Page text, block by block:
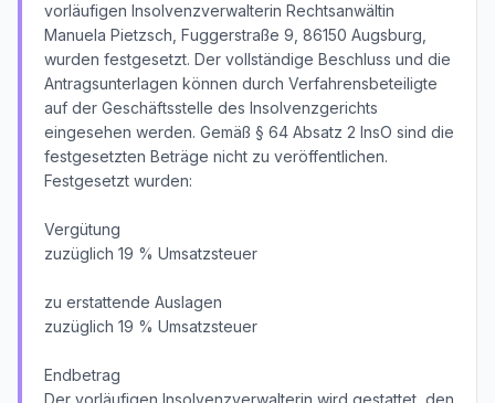
vorläufigen Insolvenzverwalterin Rechtsanwältin
Manuela Pietzsch, Fuggerstraße 9, 86150 Augsburg,
wurden festgesetzt. Der vollständige Beschluss und die
Antragsunterlagen können durch Verfahrensbeteiligte
auf der Geschäftsstelle des Insolvenzgerichts
eingesehen werden. Gemäß § 64 Absatz 2 InsO sind die
festgesetzten Beträge nicht zu veröffentlichen.
Festgesetzt wurden:
Vergütung
zuzüglich 19 % Umsatzsteuer
zu erstattende Auslagen
zuzüglich 19 % Umsatzsteuer
Endbetrag
Der vorläufigen Insolvenzverwalterin wird gestattet, den